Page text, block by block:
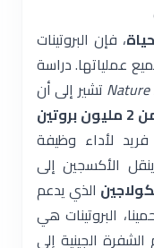
، فإن البروتينات
عملياتها. دراسة
تشير إلى أن
الجسم البشري يحتوي على أكثر من 2 مليون بروتين
لأداء وظيفة
الأكسجين إلى
الذي يدعم
البروتينات هي
الشفرة الجينية إلى